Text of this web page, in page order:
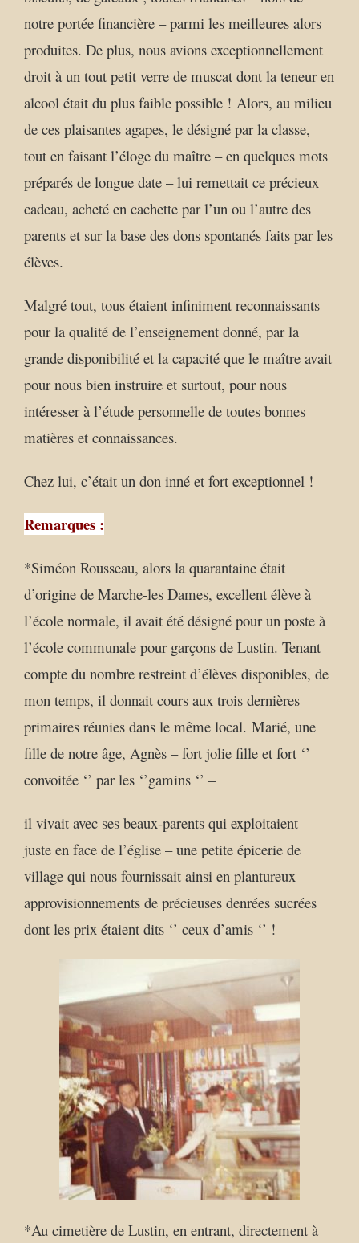
notre portée financière – parmi les meilleures alors
produites. De plus, nous avions exceptionnellement
droit à un tout petit verre de muscat dont la teneur en
alcool était du plus faible possible ! Alors, au milieu
de ces plaisantes agapes, le désigné par la classe,
tout en faisant l’éloge du maître – en quelques mots
préparés de longue date – lui remettait ce précieux
cadeau, acheté en cachette par l’un ou l’autre des
parents et sur la base des dons spontanés faits par les
élèves.
Malgré tout, tous étaient infiniment reconnaissants
pour la qualité de l’enseignement donné, par la
grande disponibilité et la capacité que le maître avait
pour nous bien instruire et surtout, pour nous
intéresser à l’étude personnelle de toutes bonnes
matières et connaissances.
Chez lui, c’était un don inné et fort exceptionnel !
Remarques :
*Siméon Rousseau, alors la quarantaine était
d’origine de Marche-les Dames, excellent élève à
l’école normale, il avait été désigné pour un poste à
l’école communale pour garçons de Lustin. Tenant
compte du nombre restreint d’élèves disponibles, de
mon temps, il donnait cours aux trois dernières
primaires réunies dans le même local. Marié, une
fille de notre âge, Agnès – fort jolie fille et fort ‘’
convoitée ‘’ par les ‘’gamins ‘’ –
il vivait avec ses beaux-parents qui exploitaient –
juste en face de l’église – une petite épicerie de
village qui nous fournissait ainsi en plantureux
approvisionnements de précieuses denrées sucrées
dont les prix étaient dits ‘’ ceux d’amis ‘’ !
*Au cimetière de Lustin, en entrant, directement à